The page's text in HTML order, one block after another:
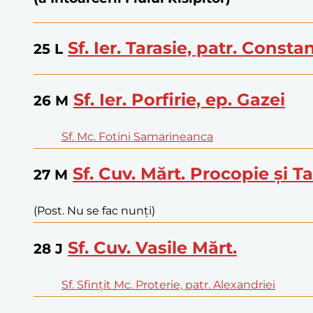
25 L Sf. Ier. Tarasie, patr.
26 M Sf. Ier. Porfirie, ep. Gazei
Sf. Mc. Fotini Samarineanca
27 M Sf. Cuv. Mărt. Procopie și
(Post. Nu se fac nunți)
28 J Sf. Cuv. Vasile Mărt.
Sf. Sfințit Mc. Proterie, patr. Alexandriei